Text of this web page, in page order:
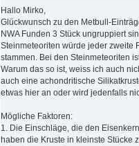
Hallo Mirko,
Glückwunsch zu den Metbull-
NWA Funden 3 Stück ungruppiert
Steinmeteoriten würde jeder zweite
stammen. Bei den Steinmeteoriten
Warum das so ist, weiss ich auch
auch eine achondritische
etwas hier an oder wird jedenfalls
Mögliche Faktoren:
1. Die Einschläge, die den
haben die Kruste in kleinste Stücke